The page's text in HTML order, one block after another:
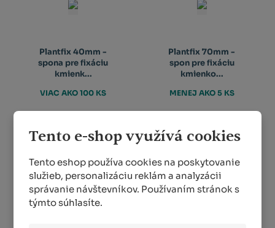
Tento e-shop využívá cookies
Tento eshop používa cookies na poskytovanie
služieb, personalizáciu reklám a analyzácii
správanie návštevníkov. Používaním stránok s
týmto súhlasíte.
Plantfix 40mm -
spona pre fixáciu
kmienk...
VIAC AKO 100 KS
Plantfix 70mm -
spon pre fixáciu
kmienko...
MENEJ AKO 5 KS